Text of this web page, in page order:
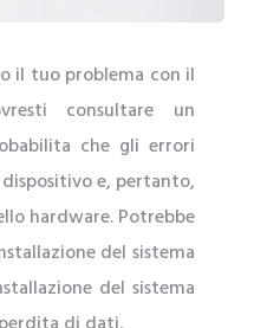
il tuo problema con il
consultare un
che gli errori
e, pertanto,
hardware. Potrebbe
del sistema
del sistema